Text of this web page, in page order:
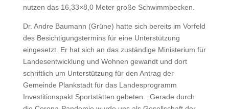
nutzen das 16,33×8,0 Meter große Schwimmbecken.
Dr. Andre Baumann (Grüne) hatte sich bereits im Vorfeld
des Besichtigungstermins für eine Unterstützung
eingesetzt. Er hat sich an das zuständige Ministerium für
Landesentwicklung und Wohnen gewandt und dort
schriftlich um Unterstützung für den Antrag der
Gemeinde Plankstadt für das Landesprogramm
Investitionspakt Sportstätten gebeten. „Gerade durch